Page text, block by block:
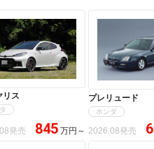
リス
発売 845 万円 ～
プレリュード
ホンダ
2026.08発売